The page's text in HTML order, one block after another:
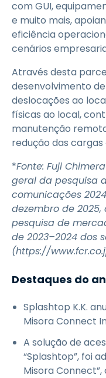
com GUI,
e muito mais,
eficiência
cenários
Através desta
desenvolvimento
deslocações ao
físicas ao local,
manutenção
redução das
*Fonte: Fuji
geral da pesquisa
comunicações
dezembro de
pesquisa de
de 2023–2024 dos
(https://
Destaques do
Splashtop K.K.
Misora Connect
A solução de
“Splashtop”, foi
Misora